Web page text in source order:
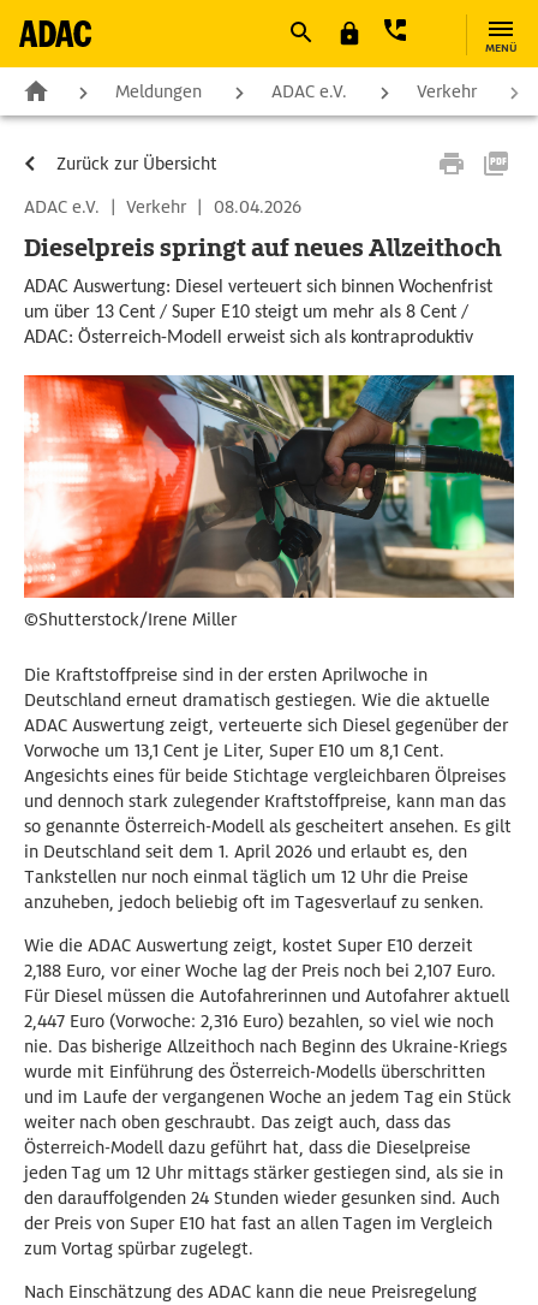
MENÜ
Meldungen ADAC e.V. Verkehr
Zurück zur Übersicht
ADAC e.V.
| Verkehr | 08.04.2026
Dieselpreis springt auf neues Allzeithoch
ADAC Auswertung: Diesel verteuert sich binnen Wochenfrist
um über 13 Cent / Super E10 steigt um mehr als 8 Cent /
ADAC: Österreich-Modell erweist sich als kontraproduktiv
©Shutterstock/Irene Miller
Die Kraftstoffpreise sind in der ersten Aprilwoche in
Deutschland erneut dramatisch gestiegen. Wie die aktuelle
ADAC Auswertung zeigt, verteuerte sich Diesel gegenüber der
Vorwoche um 13,1 Cent je Liter, Super E10 um 8,1 Cent.
Angesichts eines für beide Stichtage vergleichbaren Ölpreises
und dennoch stark zulegender Kraftstoffpreise, kann man das
so genannte Österreich-Modell als gescheitert ansehen. Es gilt
in Deutschland seit dem 1. April 2026 und erlaubt es, den
Tankstellen nur noch einmal täglich um 12 Uhr die Preise
anzuheben, jedoch beliebig oft im Tagesverlauf zu senken.
Wie die ADAC Auswertung zeigt, kostet Super E10 derzeit
2,188 Euro, vor einer Woche lag der Preis noch bei 2,107 Euro.
Für Diesel müssen die Autofahrerinnen und Autofahrer aktuell
2,447 Euro (Vorwoche: 2,316 Euro) bezahlen, so viel wie noch
nie. Das bisherige Allzeithoch nach Beginn des Ukraine-Kriegs
wurde mit Einführung des Österreich-Modells überschritten
und im Laufe der vergangenen Woche an jedem Tag ein Stück
weiter nach oben geschraubt. Das zeigt auch, dass das
Österreich-Modell dazu geführt hat, dass die Dieselpreise
jeden Tag um 12 Uhr mittags stärker gestiegen sind, als sie in
den darauffolgenden 24 Stunden wieder gesunken sind. Auch
der Preis von Super E10 hat fast an allen Tagen im Vergleich
zum Vortag spürbar zugelegt.
Nach Einschätzung des ADAC kann die neue Preisregelung